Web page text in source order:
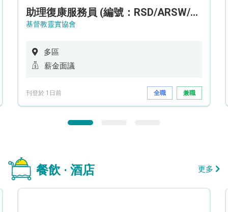
助理復康服務員 (編號：RSD/ARSW/CTE)
基督教靈實協會
多區
薪金面議
刊登於 1日前 全職 兼職
餐飲 · 酒店 更多